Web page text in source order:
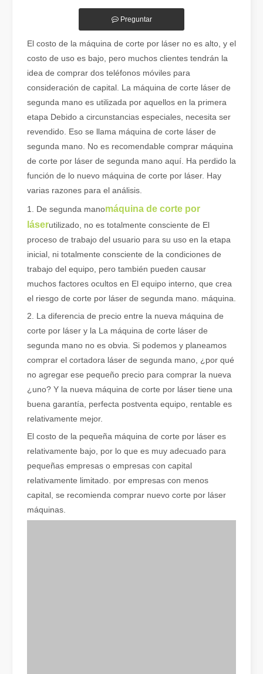
Guía 2026: Cómo las máquinas cortadoras de tubos por láser de fibra están revolucionando la fabricación de tuberías
Guía 2026: Cómo las máquinas cortadoras de tubos por láser
¿Qué es el corte por láser de tubos?
El corte por láser de tubos es una tecnología clave en la
El corte de metal por láser es un método de precisión que se
Preguntar
El costo de la máquina de corte por láser no es alto, y el
costo de uso es bajo, pero muchos clientes tendrán la
idea de comprar dos teléfonos móviles para
consideración de capital. La máquina de corte láser de
segunda mano es utilizada por aquellos en la primera
etapa Debido a circunstancias especiales, necesita ser
revendido. Eso se llama máquina de corte láser de
segunda mano. No es recomendable comprar máquina
de corte por láser de segunda mano aquí. Ha perdido la
función de lo nuevo máquina de corte por láser. Hay
varias razones para el análisis.
1. De segunda manomáquina de corte por
láserutilizado, no es totalmente consciente de El
proceso de trabajo del usuario para su uso en la etapa
inicial, ni totalmente consciente de la condiciones de
trabajo del equipo, pero también pueden causar
muchos factores ocultos en El equipo interno, que crea
el riesgo de corte por láser de segunda mano. máquina.
2. La diferencia de precio entre la nueva máquina de
corte por láser y la La máquina de corte láser de
segunda mano no es obvia. Si podemos y planeamos
comprar el cortadora láser de segunda mano, ¿por qué
no agregar ese pequeño precio para comprar la nueva
¿uno? Y la nueva máquina de corte por láser tiene una
buena garantía, perfecta postventa equipo, rentable es
relativamente mejor.
El costo de la pequeña máquina de corte por láser es
relativamente bajo, por lo que es muy adecuado para
pequeñas empresas o empresas con capital
relativamente limitado. por empresas con menos
capital, se recomienda comprar nuevo corte por láser
máquinas.